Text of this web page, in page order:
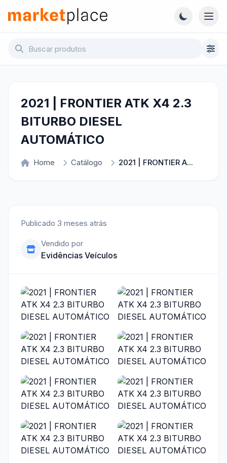
Pular para o conteúdo principal
Marketplace - Voltar para a página inicial
2021 | FRONTIER ATK X4 2.3
BITURBO DIESEL
AUTOMÁTICO
Home Catálogo 2021 | FRONTIER A...
Publicado 3 meses atrás
Vendido por
Evidências Veículos